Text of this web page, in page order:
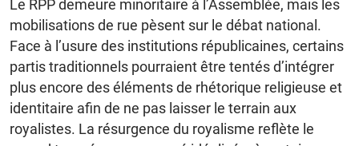
Le RPP demeure minoritaire à l’Assemblée, mais les
mobilisations de rue pèsent sur le débat national.
Face à l’usure des institutions républicaines, certains
partis traditionnels pourraient être tentés d’intégrer
plus encore des éléments de rhétorique religieuse et
identitaire afin de ne pas laisser le terrain aux
royalistes. La résurgence du royalisme reflète le